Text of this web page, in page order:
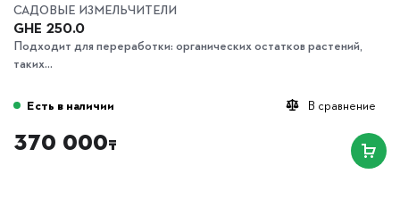
САДОВЫЕ ИЗМЕЛЬЧИТЕЛИ
GHE 250.0
Подходит для переработки: органических остатков растений,
таких...
В сравнение
Есть в наличии
370 000₸